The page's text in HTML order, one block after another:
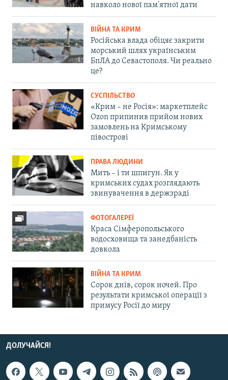
навколо нової пам'ятної дати
ВІЙНА ТА КРИМ
Російська влада обіцяє закрити
морський шлях українським
БпЛА до Севастополя. Чи реально
це?
СУСПІЛЬСТВО
«Крим – не Росія»: маркетплейс
Ozon припинив прийом нових
замовлень на Кримському
півострові
ПРАВА ЛЮДИНИ
Мить – і ти шпигун. Як у
кримських судах розглядають
звинувачення в держзраді
ФОТОГАЛЕРЕЇ
Краса Сімферопольського
водосховища та занедбаність
довкола
ВІЙНА ТА КРИМ
Сорок днів, сорок ночей. Про
результати кримської операції з
примусу Росії до миру
ДОЛУЧАЙСЯ!